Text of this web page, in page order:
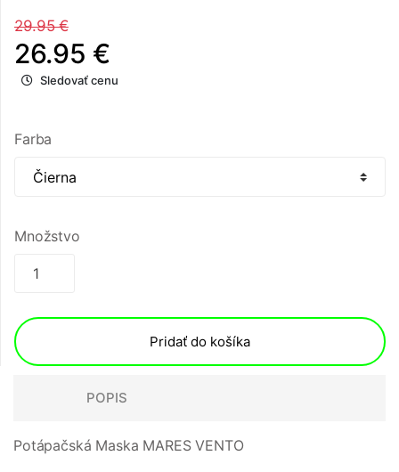
29.95 €
26.95 €
Sledovať cenu
Farba
Množstvo
Pridať do košíka
POPIS
Potápačská Maska MARES VENTO